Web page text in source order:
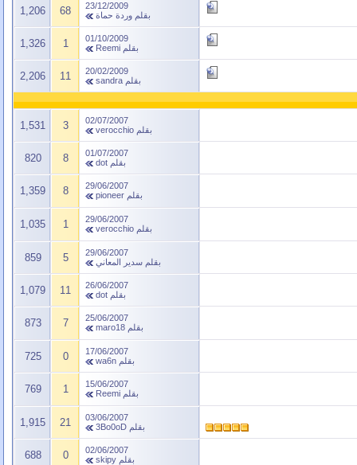
23/12/2009
بقلم وردة حماة 68
1,206
01/10/2009
بقلم Reemi
1
1,326
20/02/2009
بقلم sandra
11
2,206
02/07/2007
بقلم verocchio
3
1,531
01/07/2007
بقلم dot
8
820
29/06/2007
بقلم pioneer
8
1,359
29/06/2007
بقلم verocchio
1
1,035
29/06/2007
بقلم سدير المعاني 5
859
26/06/2007
بقلم dot
11
1,079
25/06/2007
بقلم maro18
7
873
17/06/2007
بقلم wa6n
0
725
15/06/2007
بقلم Reemi
1
769
03/06/2007
بقلم 3Bo0oD
21
1,915
02/06/2007
بقلم skipy
0
688